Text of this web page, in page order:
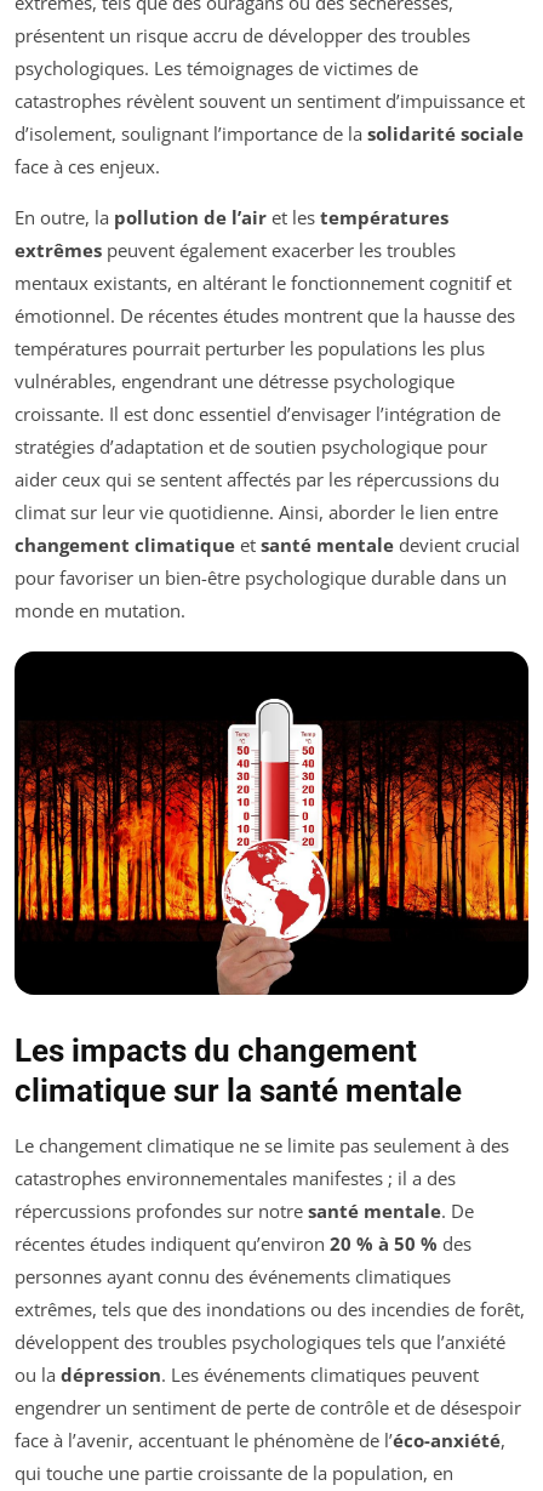
présentent un risque accru de développer des troubles
psychologiques. Les témoignages de victimes de
catastrophes révèlent souvent un sentiment d’impuissance et
d’isolement, soulignant l’importance de la solidarité sociale
face à ces enjeux.
En outre, la pollution de l’air et les températures
extrêmes peuvent également exacerber les troubles
mentaux existants, en altérant le fonctionnement cognitif et
émotionnel. De récentes études montrent que la hausse des
températures pourrait perturber les populations les plus
vulnérables, engendrant une détresse psychologique
croissante. Il est donc essentiel d’envisager l’intégration de
stratégies d’adaptation et de soutien psychologique pour
aider ceux qui se sentent affectés par les répercussions du
climat sur leur vie quotidienne. Ainsi, aborder le lien entre
changement climatique et santé mentale devient crucial
pour favoriser un bien-être psychologique durable dans un
monde en mutation.
Les impacts du changement
climatique sur la santé mentale
Le changement climatique ne se limite pas seulement à des
catastrophes environnementales manifestes ; il a des
répercussions profondes sur notre santé mentale. De
récentes études indiquent qu’environ 20 % à 50 % des
personnes ayant connu des événements climatiques
extrêmes, tels que des inondations ou des incendies de forêt,
développent des troubles psychologiques tels que l’anxiété
ou la dépression. Les événements climatiques peuvent
engendrer un sentiment de perte de contrôle et de désespoir
face à l’avenir, accentuant le phénomène de l’éco-anxiété,
qui touche une partie croissante de la population, en